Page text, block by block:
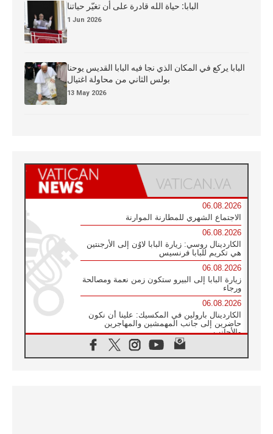
البابا: حياة الله قادرة على أن تغيّر حياتنا
1 Jun 2026
البابا يركع في المكان الذي نجا فيه البابا القديس يوحنا
بولس الثاني من محاولة اغتيال
13 May 2026
06.08.2026
الاجتماع الشهري للمطارنة الموارنة
06.08.2026
الكاردينال روسي: زيارة البابا لاوُن إلى الأرجنتين
هي تكريم للبابا فرنسيس
06.08.2026
زيارة البابا إلى البيرو ستكون زمن نعمة ومصالحة
ورجاء
06.08.2026
الكاردينال بارولين في المكسيك: علينا أن نكون
حاضرين إلى جانب المهمشين والمهاجرين
والأجانب
البابا لاوُن الرابع عشر للشباب في أسيزي: